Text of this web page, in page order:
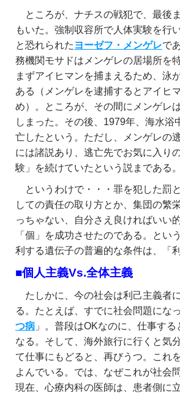
ところが、ナチスの戦犯で、最後
もいた。強制収容所で人体実験を行
と恐れられた ヨーゼフ・メンゲレで
務機関モサドはメンゲレの居場所を
まずアイヒマンを捕まえるため、泳
ある（メンゲレを逮捕するとアイヒ
め）。ところが、その間にメンゲレ
しまった。その後、1979年、海水浴
亡したという。ただし、メンゲレの
には諸説あり、逃亡先でお気に入り
験」を続けていたという説まである。
というわけで・・・罪を犯した罰
しての責任の取り方とか、集団の繁
っちゃない、自分さえ良ければいい
「個」を成功させたのである。とい
利する遺伝子の普遍的な条件は、「
■個人主義Vs.全体主義
たしかに、今の社会は利己主義者
る。たとえば、すでに社会問題にな
つ病」。普段はOKなのに、仕事する
なる。そして、海外旅行に行くと気
て仕事にもどると、再びうつ。これ
よんでいる。では、なぜこれが社会
現在、心療内科の医師は、患者側に